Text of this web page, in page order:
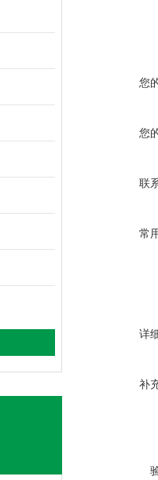
您
您
联
常
详
补